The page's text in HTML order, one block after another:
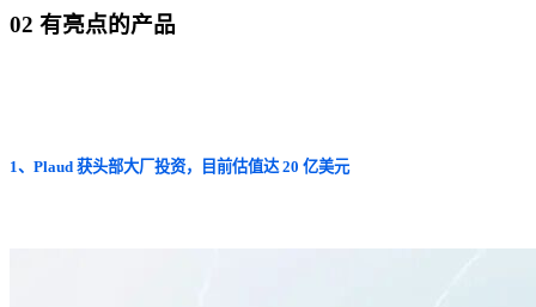
02 有亮点的产品
1、Plaud 获头部大厂投资，目前估值达 20 亿美元